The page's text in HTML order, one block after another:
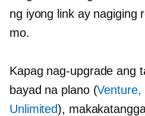
ng iyong link ay nagiging
mo.
Kapag nag-upgrade ang
bayad na plano (Venture,
Unlimited),